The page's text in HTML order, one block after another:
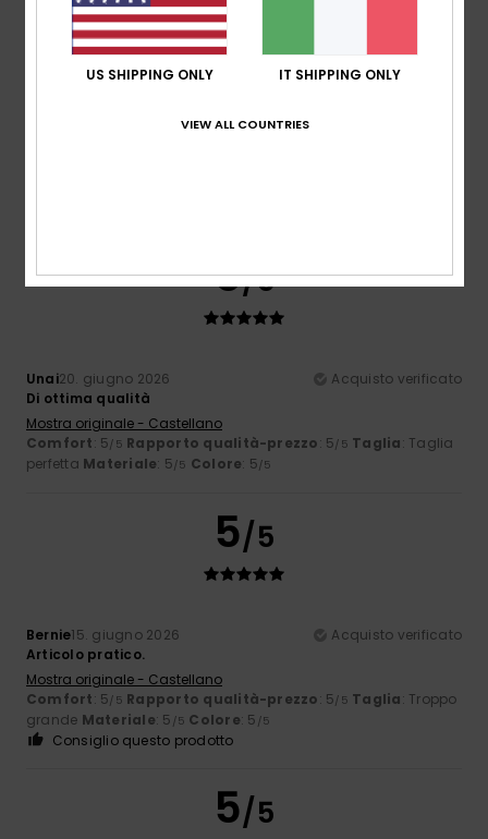
4
5/5
Unai20. giugno 2026
Acquisto verificato
Di ottima qualità
Mostra originale - Castellano
Comfort: 5/5 Rapporto qualità-prezzo: 5/5 Taglia: Taglia
perfetta Materiale: 5/5 Colore: 5/5
5/5
Bernie15. giugno 2026
Acquisto verificato
Articolo pratico.
Mostra originale - Castellano
Comfort: 5/5 Rapporto qualità-prezzo: 5/5 Taglia: Troppo
grande Materiale: 5 /5 Colore: 5 /5
Consiglio questo prodotto
5/5
US SHIPPING ONLY IT SHIPPING ONLY
VIEW ALL COUNTRIES